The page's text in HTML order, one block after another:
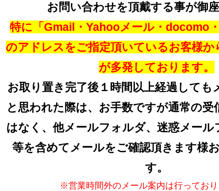
お問い合わせを頂戴する事が御
特に「Gmail・Yahooメール・docomo
のアドレスをご指定頂いているお客様
が多発しております。
お取り置き完了後１時間以上経過しても
と思われた際は、お手数ですが通常の
はなく、他メールフォルダ、迷惑メール
等を含めてメールをご確認頂きます様
す。
※営業時間外のメール案内は行ってお